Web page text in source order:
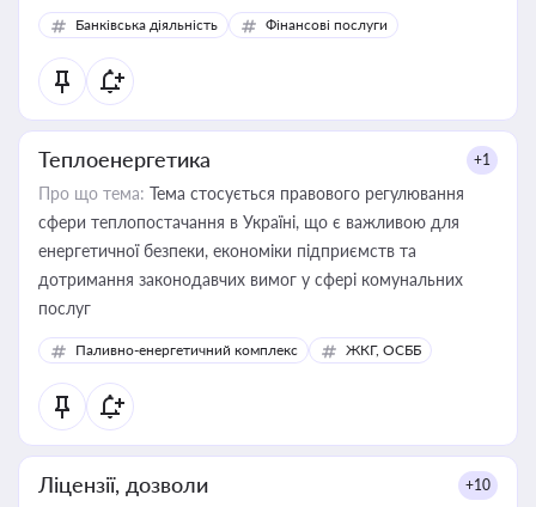
Банківська діяльність Фінансові послуги
Теплоенергетика +1
Про що тема: Тема стосується правового регулювання
сфери теплопостачання в Україні, що є важливою для
енергетичної безпеки, економіки підприємств та
дотримання законодавчих вимог у сфері комунальних
послуг
Паливно-енергетичний комплекс ЖКГ, ОСББ
Ліцензії, дозволи +10